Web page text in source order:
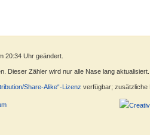
20:34 Uhr geändert.
Dieser Zähler wird nur alle Nase lang aktualisiert.
Share-Alike“-Lizenz verfügbar; zusätzliche